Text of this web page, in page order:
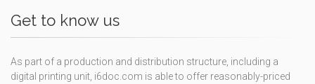
Get to know us
As part of a production and distribution structure, including a
digital printing unit, i6doc.com is able to offer reasonably-priced